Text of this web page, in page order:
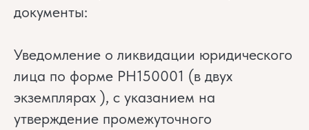
документы:
Уведомление о ликвидации юридического
лица по форме РН150001 (в двух
экземплярах ), с указанием на
утверждение промежуточного